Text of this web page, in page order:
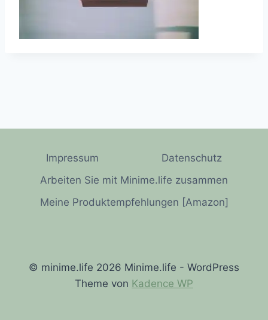
Impressum
Datenschutz
Arbeiten Sie mit Minime.life zusammen
Meine Produktempfehlungen [Amazon]
© minime.life 2026 Minime.life - WordPress
Theme von Kadence WP